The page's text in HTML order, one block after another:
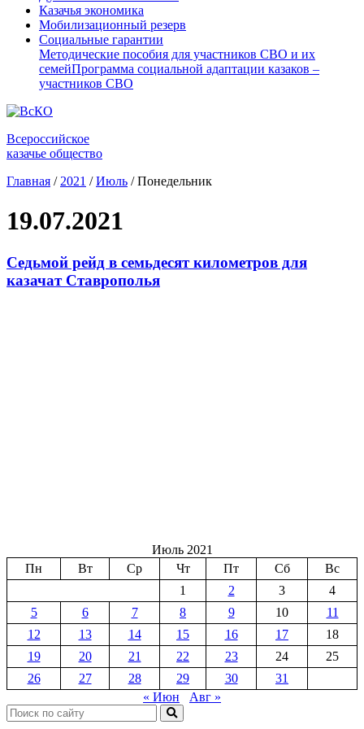
Казачья экономика
Мобилизационный резерв
Социальные гарантии
Методические пособия для участников СВО и их
семейПрограмма социальной адаптации казаков –
участников СВО
Всероссийское
казачье общество
Главная / 2021 / Июль /Понедельник
19.07.2021
Седьмой рейд в семьдесят километров для
казачат Ставрополья
Июль 2021
Пн
Вт Ср Чт Пт Сб
Вс
1
2 3
4
5
6 7 8 9 10
11
12
13 14 15 16 17
18
19
20 21 22 23 24
25
26
27 28 29 30
31
« Июн
Авг »
Поиск: